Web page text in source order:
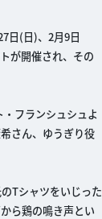
日(日)、2月9日
が開催され、その
フランシュシュよ
さん、ゆうぎり役
Tシャツをいじった
ら鶏の鳴き声とい